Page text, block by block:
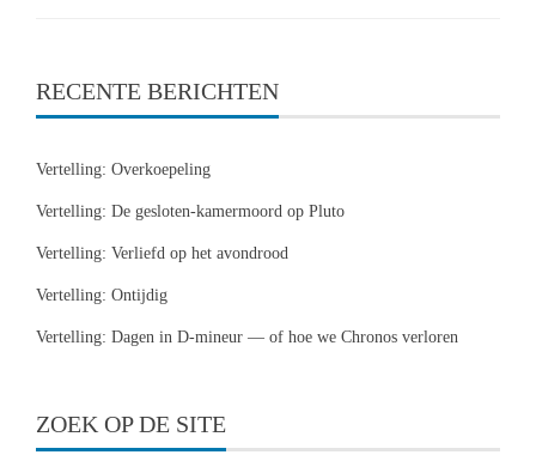
RECENTE BERICHTEN
Vertelling: Overkoepeling
Vertelling: De gesloten-kamermoord op Pluto
Vertelling: Verliefd op het avondrood
Vertelling: Ontijdig
Vertelling: Dagen in D-mineur — of hoe we Chronos verloren
ZOEK OP DE SITE